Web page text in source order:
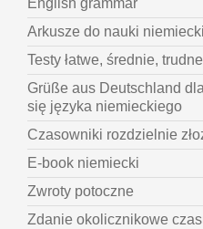
English grammar
Arkusze do nauki
Testy łatwe, średnie, trudne
Grüße aus Deutschland
się języka niemieckiego
Czasowniki rozdzielnie
E-book niemiecki
Zwroty potoczne
Zdanie okolicznikowe